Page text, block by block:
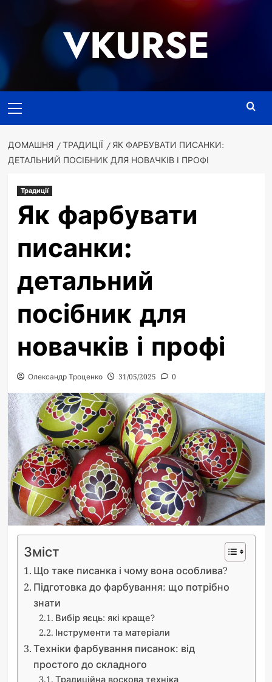
VKURSE
меню
ДОМАШНЯ ТРАДИЦІЇ
ЯК ФАРБУВАТИ ПИСАНКИ:
ДЕТАЛЬНИЙ ПОСІБНИК ДЛЯ НОВАЧКІВ І ПРОФІ
Традиції
Як фарбувати
писанки:
детальний
посібник для
новачків і профі
Олександр Троценко 31/05/2025 0
Зміст
Що таке писанка і чому вона особлива?
Підготовка до фарбування: що потрібно
знати
Вибір яєць: які краще?
Інструменти та матеріали
Техніки фарбування писанок: від
простого до складного
Традиційна воскова техніка